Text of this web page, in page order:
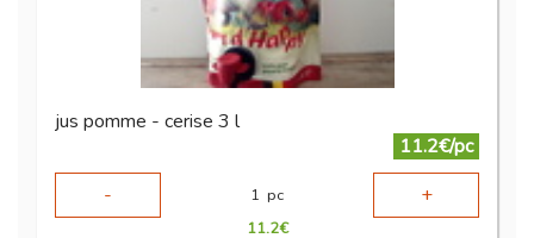
jus pomme - cerise 3 l
11.2€/pc
-
1 pc +
11.2€